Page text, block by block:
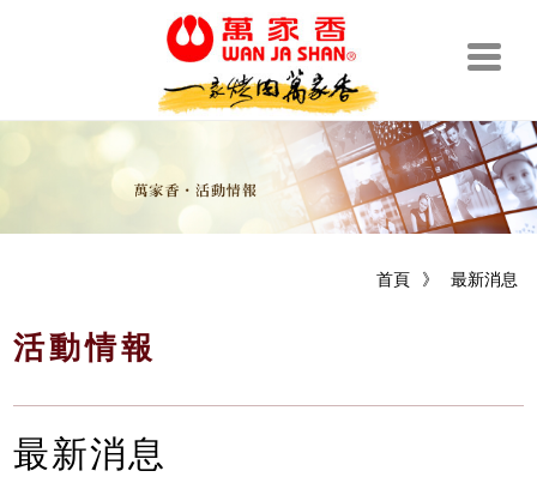
最新消息
》
首頁
活動情報
最新消息